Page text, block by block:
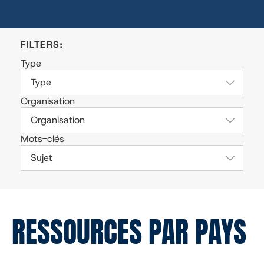
Type
Type
Organisation
Organisation
Mots-clés
Sujet
RESSOURCES PAR PAYS